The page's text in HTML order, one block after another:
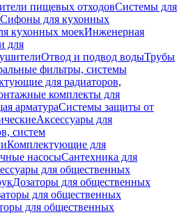
пищевых отходовСистемы для
Сифоны для кухонных
кухонных моекИнженерная
для
Отвод и подвод водыТрубы
фильтры, системы
для радиаторов,
комплекты для
арматураСистемы защиты от
Аксессуары для
систем
Комплектующие для
насосыСантехника для
для общественных
Дозаторы для общественных
для общественных
для общественных